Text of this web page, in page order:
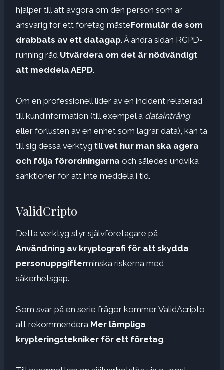
hjälper till att avgöra om den person som är
ansvarig för ett företag måsteFormulär de som
drabbats av ett datagap. Å andra sidan RGPD-
running råd Utvärdera om det är nödvändigt
att meddela AEPD.
Om en professionell lider av en incident relaterad
till kundinformation (till exempel a dataintrång
eller förlusten av en enhet som lagrar data), kan ta
till sig dessa verktyg till vet hur man ska agera
och följa förordningarna och således undvika
sanktioner för att inte meddela i tid.
ValidCripto
Detta verktyg styr självföretagare på
Användning av kryptografi för att skydda
personuppgifterminska riskerna med
säkerhetsgap.
Som svar på en serie frågor kommer ValidAcripto
att rekommendera Mer lämpliga
krypteringstekniker för ett företag.